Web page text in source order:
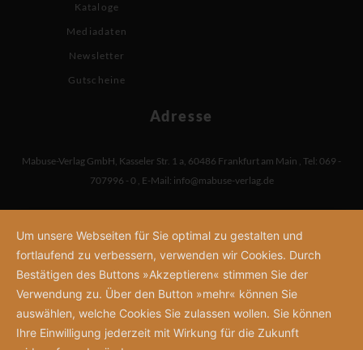
Kataloge
Mediadaten
Newsletter
Gutscheine
Adresse
Mabuse-Verlag GmbH, Kasseler Str. 1 a, 60486 Frankfurt am Main , Tel: 069 -
707996 - 0 , E-Mail: info@mabuse-verlag.de
Um unsere Webseiten für Sie optimal zu gestalten und
fortlaufend zu verbessern, verwenden wir Cookies. Durch
Bestätigen des Buttons »Akzeptieren« stimmen Sie der
Verwendung zu. Über den Button »mehr« können Sie
auswählen, welche Cookies Sie zulassen wollen. Sie können
Ihre Einwilligung jederzeit mit Wirkung für die Zukunft